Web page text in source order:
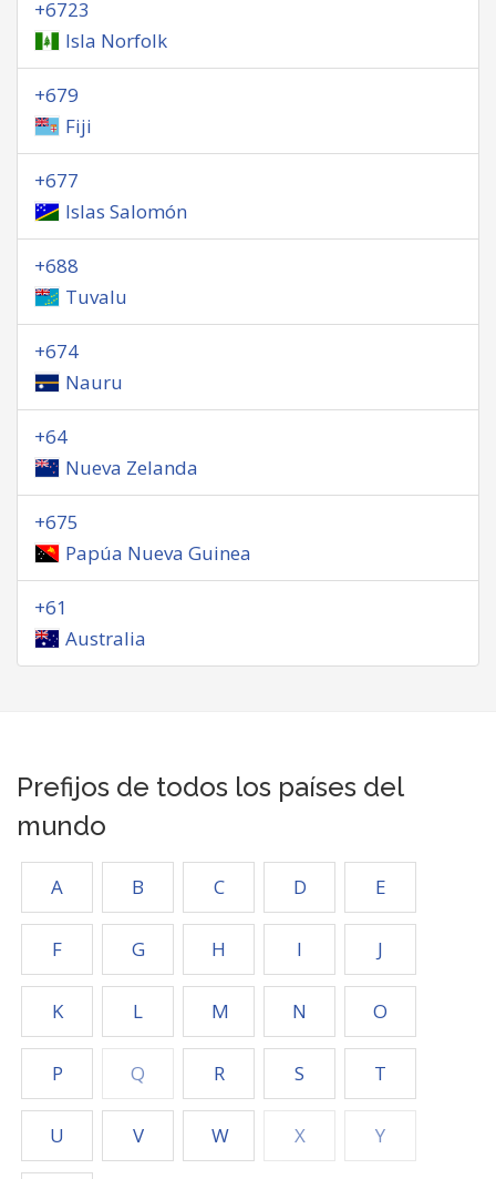
+6723
Isla Norfolk
+679
Fiji
+677
Islas Salomón
+688
Tuvalu
+674
Nauru
+64
Nueva Zelanda
+675
Papúa Nueva Guinea
+61
Australia
Prefijos de todos los países del
mundo
A B C D E
F G H I J
K L M N O
P Q R S T
U V W X Y